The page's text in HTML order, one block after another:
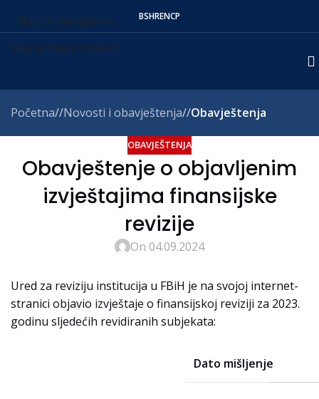
Skip to navigation
Skip to main content
BSHRENСР
Početna/ Novosti i obavještenja/ Obavještenja
OBAVJEŠTENJA
Obavještenje o objavljenim
izvještajima finansijske
revizije
On 04.09.2024
Ured za reviziju institucija u FBiH je na svojoj internet-
stranici objavio izvještaje o finansijskoj reviziji za 2023.
godinu sljedećih revidiranih subjekata:
Dato mišljenje